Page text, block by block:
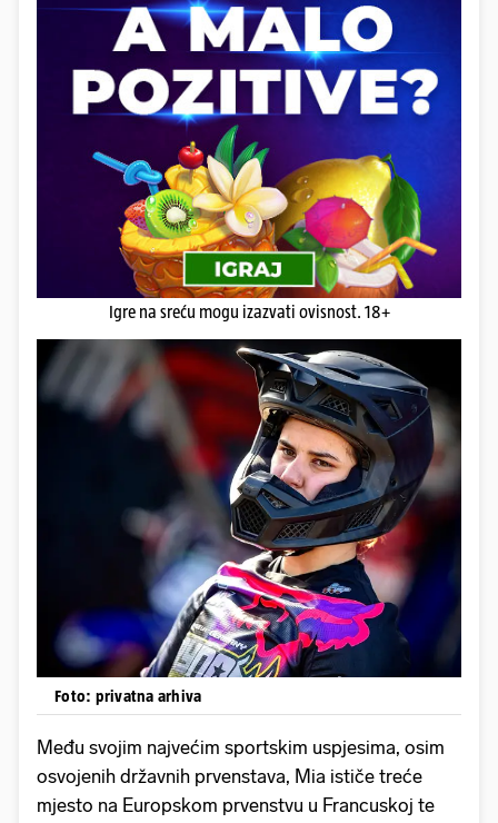
Igre na sreću mogu izazvati ovisnost. 18+
Foto: privatna arhiva
Među svojim najvećim sportskim uspjesima, osim
osvojenih državnih prvenstava, Mia ističe treće
mjesto na Europskom prvenstvu u Francuskoj te